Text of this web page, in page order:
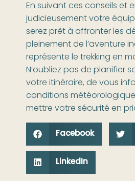
En suivant ces conseils et
judicieusement votre
serez prêt à affronter les
pleinement de l’aventure
représente le trekking en
N’oubliez pas de planifier
votre itinéraire, de vous
conditions
mettre votre sécurité en
Facebook
LinkedIn